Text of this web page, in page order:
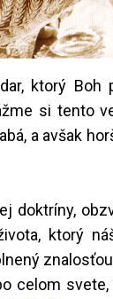
ktorý
si tento
a avšak
doktríny,
ktorý
celom